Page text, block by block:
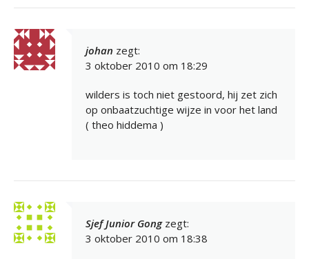
johan zegt:
3 oktober 2010 om 18:29
wilders is toch niet gestoord, hij zet zich
op onbaatzuchtige wijze in voor het land
( theo hiddema )
Sjef Junior Gong zegt:
3 oktober 2010 om 18:38